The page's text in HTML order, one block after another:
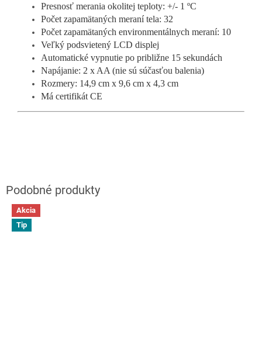
Presnosť merania okolitej teploty: +/- 1 ºC
Počet zapamätaných meraní tela: 32
Počet zapamätaných environmentálnych meraní: 10
Veľký podsvietený LCD displej
Automatické vypnutie po približne 15 sekundách
Napájanie: 2 x AA (nie sú súčasťou balenia)
Rozmery: 14,9 cm x 9,6 cm x 4,3 cm
Má certifikát CE
Akcia
Tip